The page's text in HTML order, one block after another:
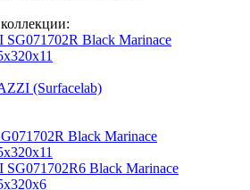
(Surfacelab)
Black Marinace